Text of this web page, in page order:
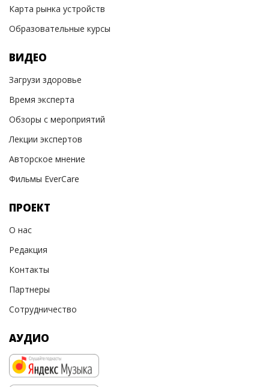
Карта рынка устройств
Образовательные курсы
ВИДЕО
Загрузи здоровье
Время эксперта
Обзоры с мероприятий
Лекции экспертов
Авторское мнение
Фильмы EverCare
ПРОЕКТ
О нас
Редакция
Контакты
Партнеры
Сотрудничество
АУДИО